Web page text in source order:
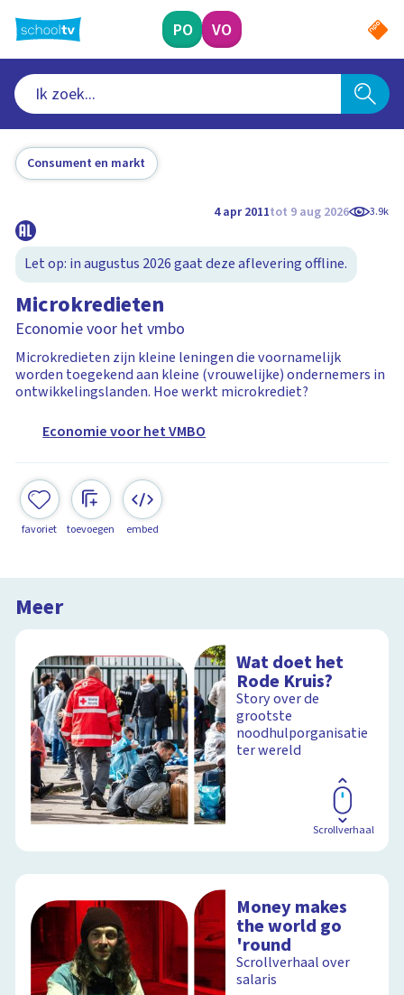
naar
hoofdinhoud
PO VO
Consument en markt
4 apr 2011tot 9 aug 2026 3.9k
Let op: in augustus 2026 gaat deze aflevering offline.
Microkredieten
Economie voor het vmbo
Microkredieten zijn kleine leningen die voornamelijk
worden toegekend aan kleine (vrouwelijke) ondernemers in
ontwikkelingslanden. Hoe werkt microkrediet?
Economie voor het VMBO
favoriet toevoegen embed
Meer
Wat doet het
Rode Kruis?
Story over de
grootste
noodhulporganisatie
ter wereld
Scrollverhaal
Money makes
the world go
'round
Scrollverhaal over
salaris